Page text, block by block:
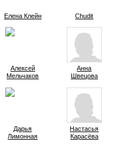
Елена Клейн Chudit
Aлексей
Мельчаков
Анна
Швецова
Дарья
Лимонная
Настасья
Карасёва